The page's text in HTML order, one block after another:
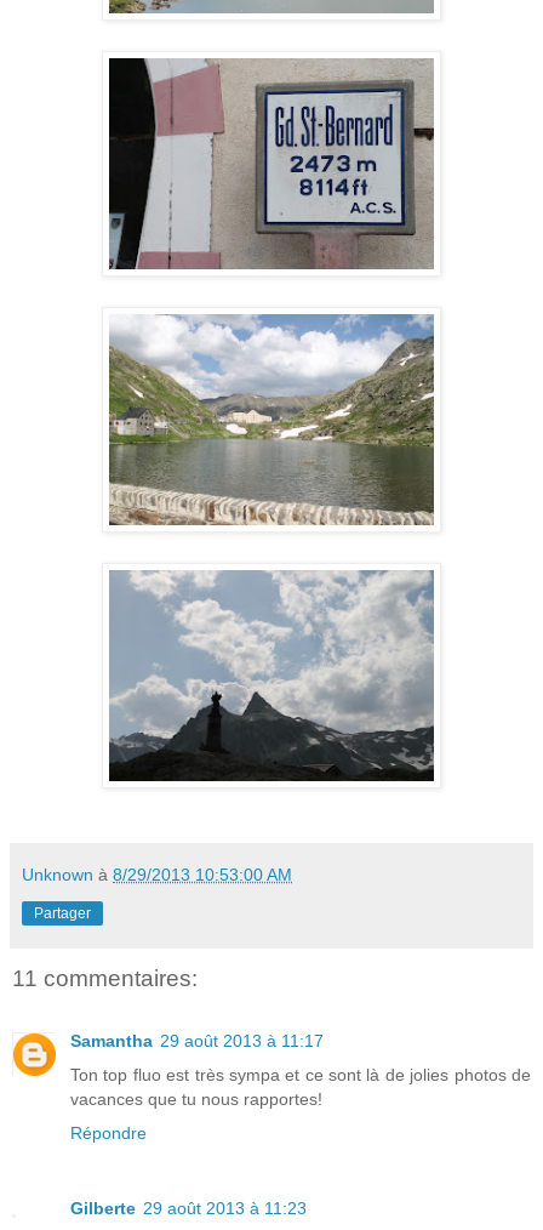
Unknown à 8/29/2013 10:53:00 AM
Partager
11 commentaires:
Samantha 29 août 2013 à 11:17
Ton top fluo est très sympa et ce sont là de jolies photos de
vacances que tu nous rapportes!
Répondre
Gilberte 29 août 2013 à 11:23